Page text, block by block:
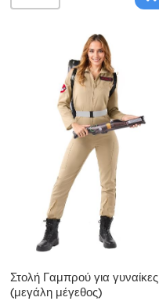
Στολή Γαμπρού για γυναίκες
(μεγάλη μέγεθος)